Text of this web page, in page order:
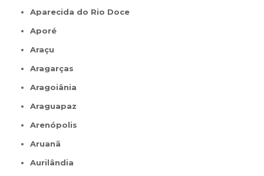
Aparecida do Rio Doce
Aporé
Araçu
Aragarças
Aragoiânia
Araguapaz
Arenópolis
Aruanã
Aurilândia